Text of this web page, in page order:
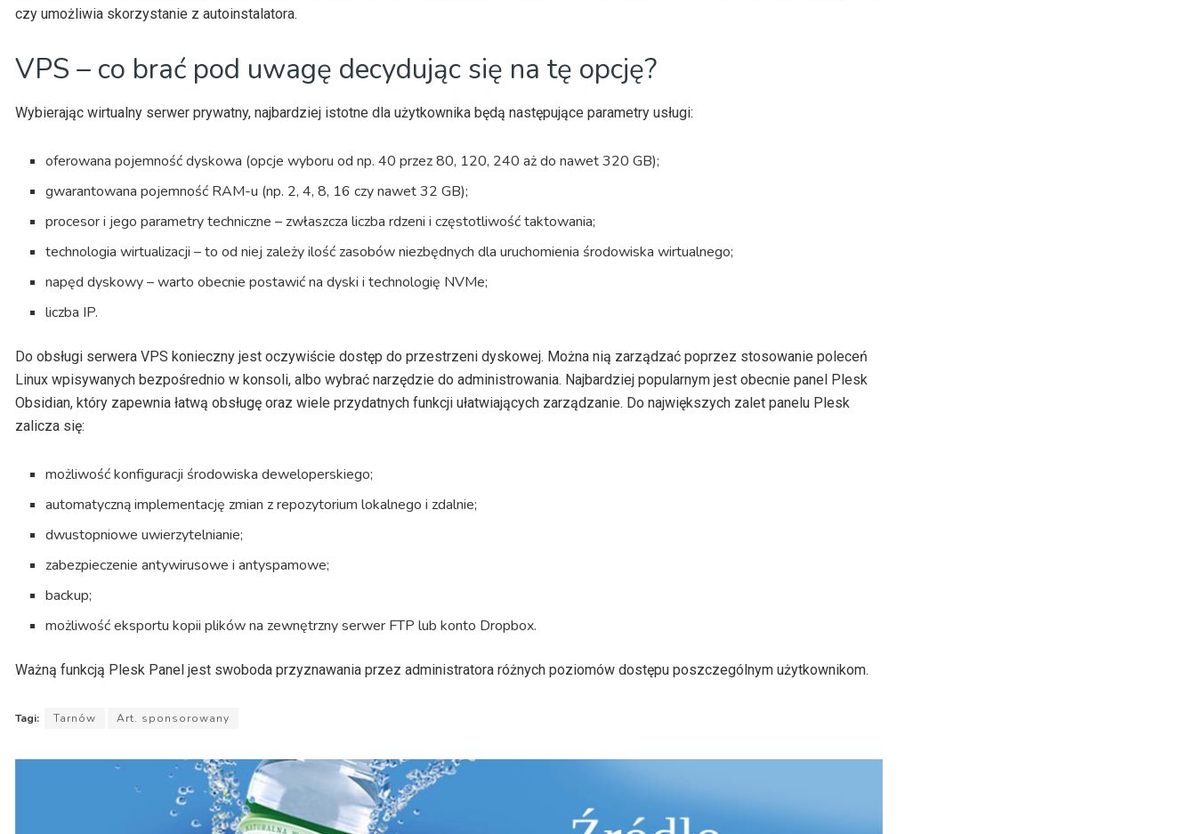
czy umożliwia skorzystanie z autoinstalatora.
VPS – co brać pod uwagę decydując się na tę opcję?
Wybierając wirtualny serwer prywatny, najbardziej istotne dla użytkownika będą następujące parametry usługi:
oferowana pojemność dyskowa (opcje wyboru od np. 40 przez 80, 120, 240 aż do nawet 320 GB);
gwarantowana pojemność RAM-u (np. 2, 4, 8, 16 czy nawet 32 GB);
procesor i jego parametry techniczne – zwłaszcza liczba rdzeni i częstotliwość taktowania;
technologia wirtualizacji – to od niej zależy ilość zasobów niezbędnych dla uruchomienia środowiska wirtualnego;
napęd dyskowy – warto obecnie postawić na dyski i technologię NVMe;
liczba IP.
Do obsługi serwera VPS konieczny jest oczywiście dostęp do przestrzeni dyskowej. Można nią zarządzać poprzez stosowanie poleceń
Linux wpisywanych bezpośrednio w konsoli, albo wybrać narzędzie do administrowania. Najbardziej popularnym jest obecnie panel Plesk
Obsidian, który zapewnia łatwą obsługę oraz wiele przydatnych funkcji ułatwiających zarządzanie. Do największych zalet panelu Plesk
zalicza się:
możliwość konfiguracji środowiska deweloperskiego;
automatyczną implementację zmian z repozytorium lokalnego i zdalnie;
dwustopniowe uwierzytelnianie;
zabezpieczenie antywirusowe i antyspamowe;
backup;
możliwość eksportu kopii plików na zewnętrzny serwer FTP lub konto Dropbox.
Ważną funkcją Plesk Panel jest swoboda przyznawania przez administratora różnych poziomów dostępu poszczególnym użytkownikom.
Tagi: Tarnów Art. sponsorowany